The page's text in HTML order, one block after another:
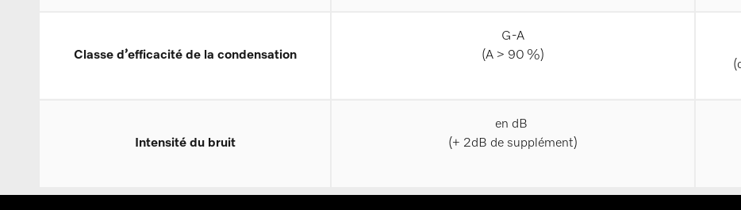
Classe d’efficacité de la condensation
G-A
(A > 90 %)
Intensité du bruit
en dB
(+ 2dB de supplément)